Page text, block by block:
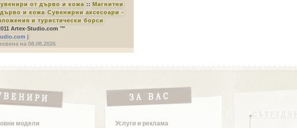
от дърво и кожа :: Магнитни
и кожа Сувенирни аксесоари -
и туристически борси
Artex-Studio.com ™
|
на 08.08.2026
модели Услуги и реклама